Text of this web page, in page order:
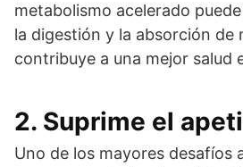
metabolismo acelerado
la digestión y la absorción de
contribuye a una mejor salud
2. Suprime el
Uno de los mayores desafíos